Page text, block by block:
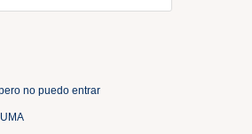
no puedo entrar